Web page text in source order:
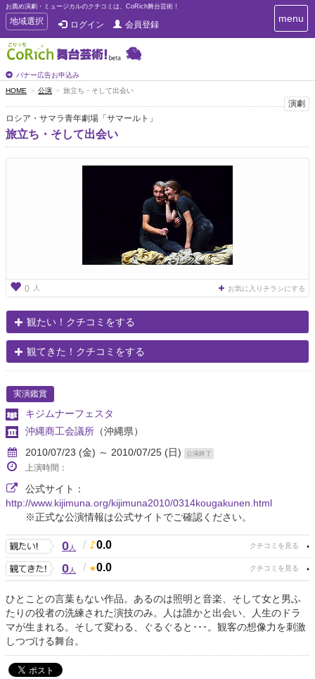
お薦め演劇・ミュージカルのクチコミは、CoRich舞台芸術！
T
o
g
g
e
n
a
v
i
g
地域選択 ログイン 会員登録
バナー広告お申込み
T
o
i
g
menu
HOME 公演 旅立ち・そして出会い
演劇
ロシア・サマラ青年劇場「サマールト」
旅立ち・そして出会い
0 人 お気に入りチラシにする
観たい！クチコミをする
観てきた！クチコミをする
実演鑑賞
キジムナーフェスタ
沖縄商工会議所 （沖縄県）
2010/07/23 (金) ～ 2010/07/25 (日)
公演終了
上演時間：
公式サイト：
http://www.kijimuna.org/kijimuna2010/0314kougakunen.html
※正式な公演情報は公式サイトでご確認ください。
0人 / 0.0
0人 / 0.0
ひとことの言葉もない作品。あるのは照明と音楽、そして女と男ふ
たりの役者の洗練された演技のみ。人は誰かと出会い、人生のドラ
マが生まれる。そして変わる、ぐるぐると･･･。観客の想像力を刺激
しつづける舞台。